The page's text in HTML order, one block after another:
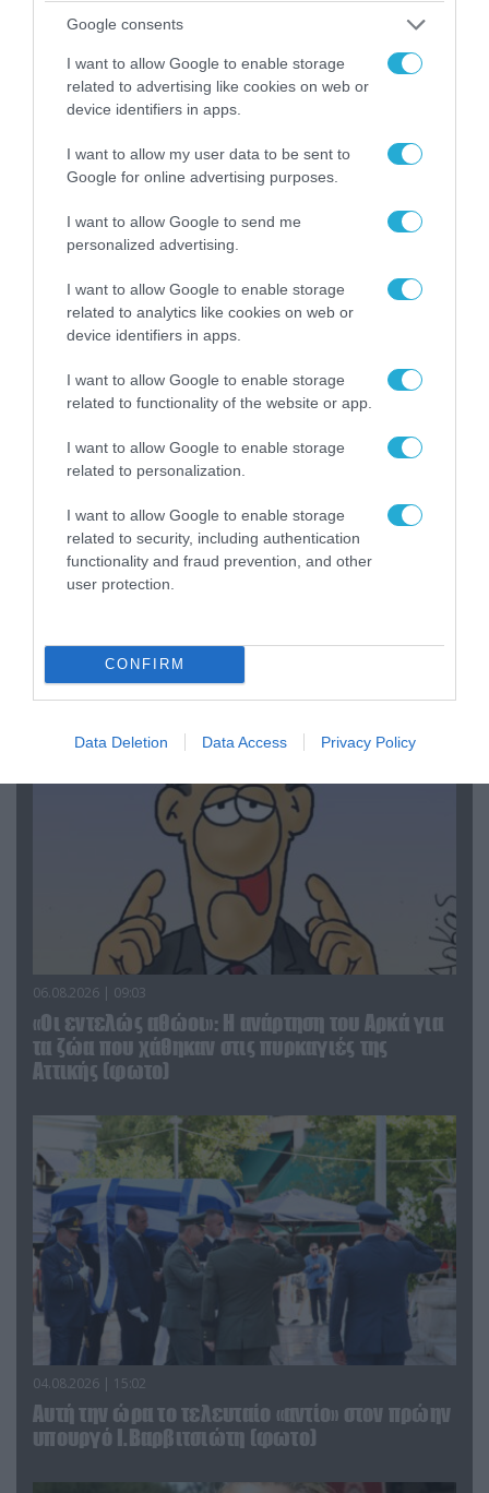
Google consents
I want to allow Google to enable storage
related to advertising like cookies on web or
device identifiers in apps.
I want to allow my user data to be sent to
Google for online advertising purposes.
I want to allow Google to send me
personalized advertising.
I want to allow Google to enable storage
related to analytics like cookies on web or
device identifiers in apps.
I want to allow Google to enable storage
related to functionality of the website or app.
I want to allow Google to enable storage
related to personalization.
I want to allow Google to enable storage
related to security, including authentication
functionality and fraud prevention, and other
user protection.
CONFIRM
Data Deletion Data Access Privacy Policy
Ελέγχεται αμοντάριστο βίντεο της σύγκρουσης
τρίτο ελικόπτερο
ΠΟΛΙΤΙΚΗ
Αθήνα: Απομακρύνθηκαν παράνομα
αντικείμενα από κοινόχρηστους χώρους
06.08.2026 | 09:03
«Οι εντελώς αθώοι»: Η ανάρτηση του Αρκά για
τα ζώα που χάθηκαν στις πυρκαγιές της
Αττικής (φωτο)
04.08.2026 | 15:02
Αυτή την ώρα το τελευταίο «αντίο» στον πρώην
υπουργό Ι.Βαρβιτσιώτη (φωτο)